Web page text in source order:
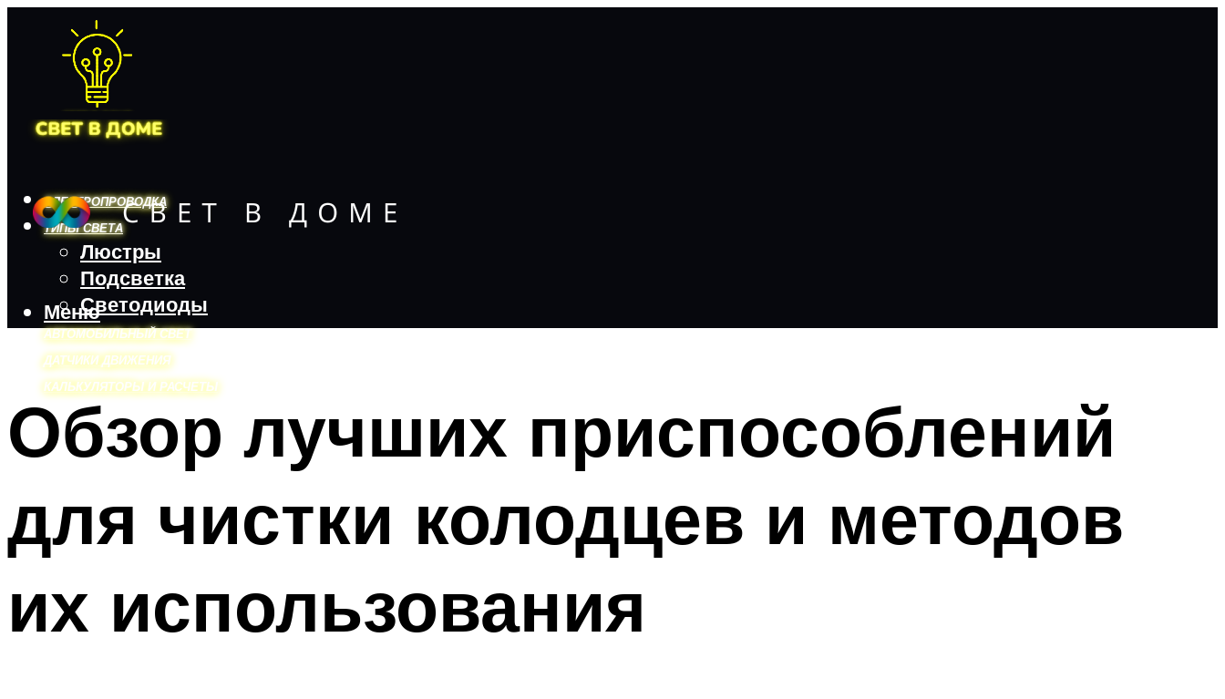
ЭЛЕКТРОПРОВОДКА
ТИПЫ СВЕТА
Люстры
Подсветка
Светодиоды
АВТОМОБИЛЬНЫЙ СВЕТ
ДАТЧИКИ ДВИЖЕНИЯ
КАЛЬКУЛЯТОРЫ И РАСЧЕТЫ
Меню
Меню
Обзор лучших приспособлений
для чистки колодцев и методов
их использования